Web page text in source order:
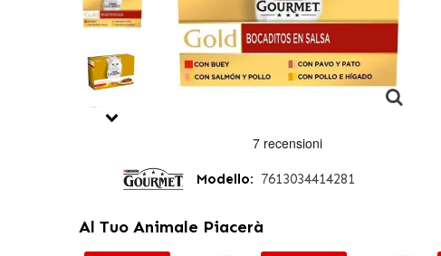
Modello: 7613034414281
Al Tuo Animale Piacerà